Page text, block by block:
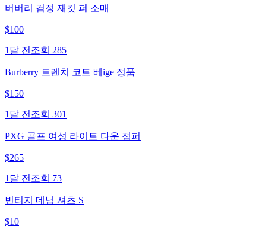
버버리 검정 재킷 퍼 소매
$100
1달 전 조회 285
Burberry 트렌치 코트 베ige 정품
$150
1달 전 조회 301
PXG 골프 여성 라이트 다운 점퍼
$265
1달 전 조회 73
빈티지 데님 셔츠 S
$10